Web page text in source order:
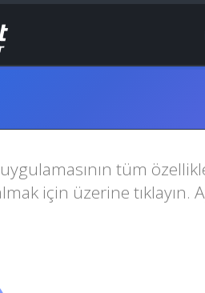
tüm
için üzerine